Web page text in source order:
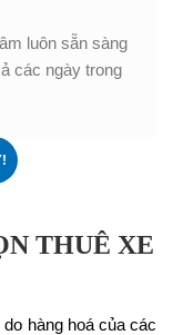
luôn sẵn sàng
các ngày trong
THUÊ XE
hàng hoá của các